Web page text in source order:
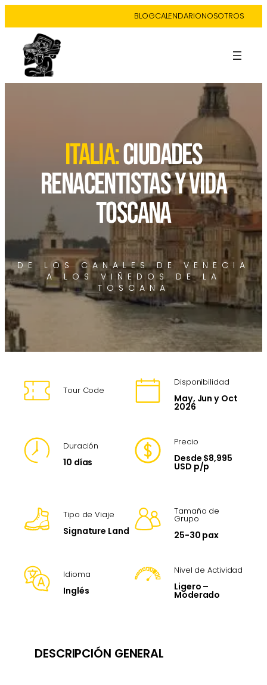
BLOGCALENDARIONOSOTROS
italia:ciudades
renacentistas y vida
toscana
DE LOS CANALES DE VENECIA
A LOS VIÑEDOS DE LA
TOSCANA
Tour Code
Disponibilidad
May, Jun y Oct
2026
Duración
10 días
Precio
Desde $8,995
USD p/p
Tipo de Viaje
Signature Land
Tamaño de
Grupo
25-30 pax
Idioma
Inglés
Nivel de Actividad
Ligero –
Moderado
DESCRIPCIÓN GENERAL